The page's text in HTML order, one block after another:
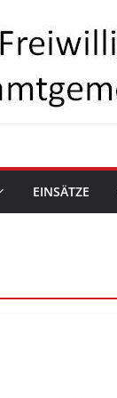
EINSÄTZE